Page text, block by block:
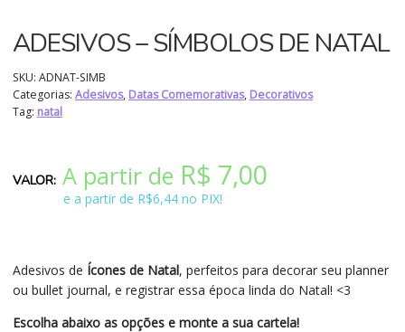
ADESIVOS – SÍMBOLOS DE NATAL
Adesivos de Ícones de Natal, perfeitos para decorar seu planner
ou bullet journal, e registrar essa época linda do Natal! <3
Escolha abaixo as opções e monte a sua cartela!
SKU: ADNAT-SIMB
Categorias: Adesivos, Datas Comemorativas, Decorativos
Tag: natal
A partir de R$ 7,00
e a partir de R$6,44 no PIX!